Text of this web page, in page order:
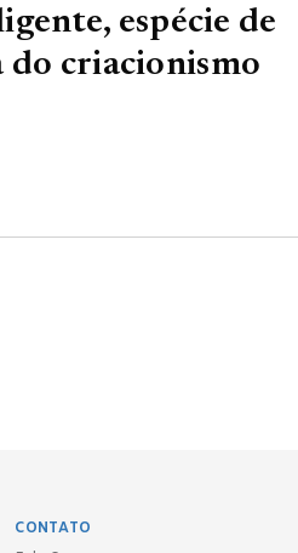
espécie de
do criacionismo
CONTATO